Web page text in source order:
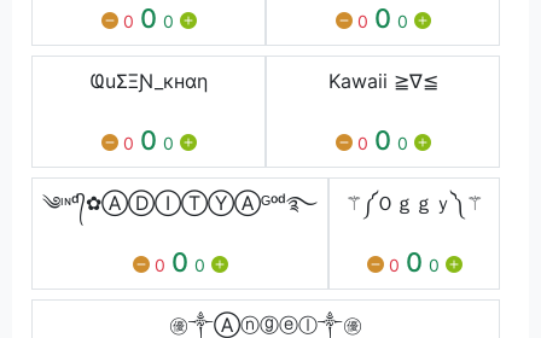
0 0 0 0 0 0
ҨuΣΞƝ_кнαη
0 0 0
Kawaii ≧∇≦
0 0 0
༄ᶦᶰᵈ᭄✿ⒶⒹⒾⓉⓎⒶᴳᵒᵈ࿐
0 0 0
⚚༼Ｏｇｇｙ༽⚚
0 0 0
㊝༒Ⓐⓝⓖⓔⓛ༒㊝